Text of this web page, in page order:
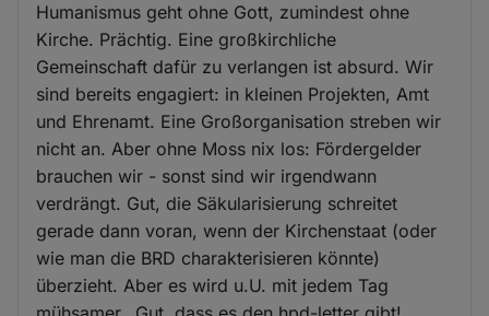
Humanismus geht ohne Gott, zumindest ohne
Kirche. Prächtig. Eine großkirchliche
Gemeinschaft dafür zu verlangen ist absurd. Wir
sind bereits engagiert: in kleinen Projekten, Amt
und Ehrenamt. Eine Großorganisation streben wir
nicht an. Aber ohne Moss nix los: Fördergelder
brauchen wir - sonst sind wir irgendwann
verdrängt. Gut, die Säkularisierung schreitet
gerade dann voran, wenn der Kirchenstaat (oder
wie man die BRD charakterisieren könnte)
überzieht. Aber es wird u.U. mit jedem Tag